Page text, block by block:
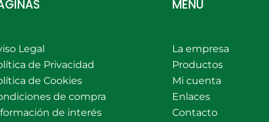
Legal
de Privacidad
de Cookies
de compra
de interés
MENÚ
La empresa
Productos
Mi cuenta
Enlaces
Contacto